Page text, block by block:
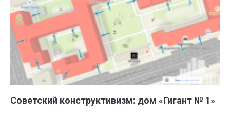
Советский конструктивизм: дом «Гигант № 1»